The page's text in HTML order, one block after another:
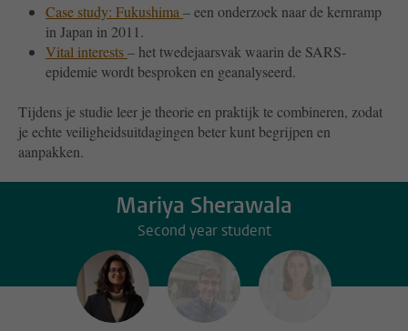
Case study: Fukushima – een onderzoek naar de kernramp
in Japan in 2011.
Vital interests– het twedejaarsvak waarin de SARS-
epidemie wordt besproken en geanalyseerd.
Tijdens je studie leer je theorie en praktijk te combineren, zodat
je echte veiligheidsuitdagingen beter kunt begrijpen en
aanpakken.
Mariya Sherawala
Second year student